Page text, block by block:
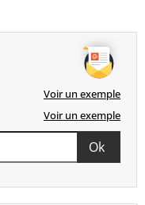
Voir un exemple
Voir un exemple